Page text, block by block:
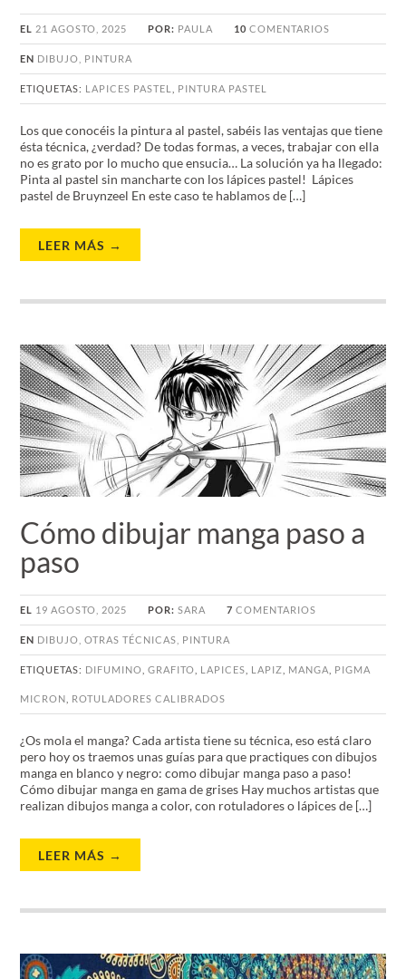
EL 21 AGOSTO, 2025 POR: PAULA 10 COMENTARIOS
EN DIBUJO PINTURA
ETIQUETAS: LAPICES PASTEL PINTURA PASTEL
Los que conocéis la pintura al pastel, sabéis las ventajas que tiene
ésta técnica, ¿verdad? De todas formas, a veces, trabajar con ella
no es grato por lo mucho que ensucia… La solución ya ha llegado:
Pinta al pastel sin mancharte con los lápices pastel! Lápices
pastel de Bruynzeel En este caso te hablamos de […]
LEER MÁS →
Cómo dibujar manga paso a
paso
EL 19 AGOSTO, 2025 POR:SARA 7 COMENTARIOS
EN DIBUJO ,OTRAS TÉCNICAS PINTURA
ETIQUETAS: DIFUMINO ,GRAFITO LAPICES LAPIZ MANGA PIGMA
MICRON ROTULADORES CALIBRADOS
¿Os mola el manga? Cada artista tiene su técnica, eso está claro
pero hoy os traemos unas guías para que practiques con dibujos
manga en blanco y negro: como dibujar manga paso a paso!
Cómo dibujar manga en gama de grises Hay muchos artistas que
realizan dibujos manga a color, con rotuladores o lápices de […]
LEER MÁS →